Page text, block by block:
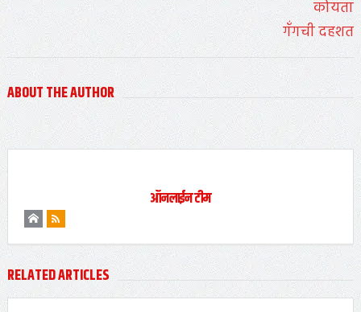
ABOUT THE AUTHOR
ऑनलाईन टीम
RELATED ARTICLES